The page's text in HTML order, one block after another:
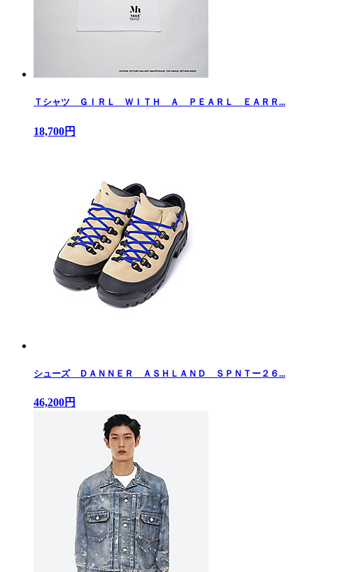
Ｔシャツ ＧＩＲＬ ＷＩＴＨ Ａ ＰＥＡＲＬ ＥＡＲＲ...
18,700円
シューズ ＤＡＮＮＥＲ ＡＳＨＬＡＮＤ ＳＰＮＴー２６...
46,200円